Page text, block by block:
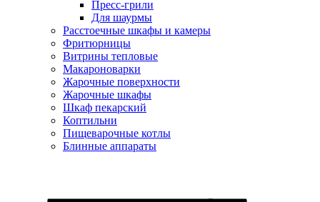
Пресс-грили
Для шаурмы
Расстоечные шкафы и камеры
Фритюрницы
Витрины тепловые
Макароноварки
Жарочные поверхности
Жарочные шкафы
Шкаф пекарский
Коптильни
Пищеварочные котлы
Блинные аппараты